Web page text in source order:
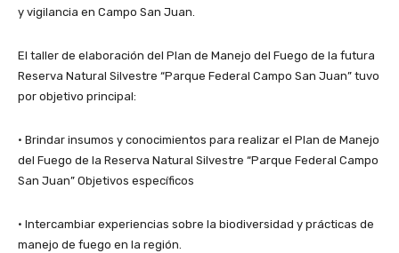
y vigilancia en Campo San Juan.
El taller de elaboración del Plan de Manejo del Fuego de la futura
Reserva Natural Silvestre “Parque Federal Campo San Juan” tuvo
por objetivo principal:
• Brindar insumos y conocimientos para realizar el Plan de Manejo
del Fuego de la Reserva Natural Silvestre “Parque Federal Campo
San Juan” Objetivos específicos
• Intercambiar experiencias sobre la biodiversidad y prácticas de
manejo de fuego en la región.